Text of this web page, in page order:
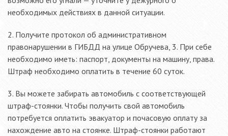
необходимых действиях в данной ситуации.
2. Получите протокол об административном
правонарушении в ГИБДД на улице Обручева, 3. При себе
необходимо иметь: паспорт, документы на машину, права.
Штраф необходимо оплатить в течение 60 суток.
3. Вы можете забирать автомобиль с соответствующей
штраф-стоянки. Чтобы получить свой автомобиль
потребуется оплатить эвакуатор и почасовую оплату за
нахождение авто на стоянке. Штраф-стоянки работают